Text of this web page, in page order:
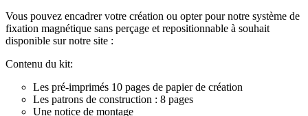
Vous pouvez encadrer votre création ou opter pour notre système de
fixation magnétique sans perçage et repositionnable à souhait
disponible sur notre site :
Contenu du kit:
Les pré-imprimés 10 pages de papier de création
Les patrons de construction : 8 pages
Une notice de montage